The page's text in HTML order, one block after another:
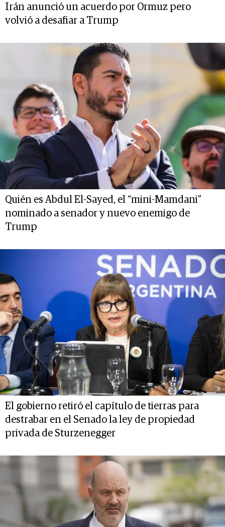
Irán anunció un acuerdo por Ormuz pero
volvió a desafiar a Trump
Quién es Abdul El-Sayed, el “mini-Mamdani”
nominado a senador y nuevo enemigo de
Trump
El gobierno retiró el capítulo de tierras para
destrabar en el Senado la ley de propiedad
privada de Sturzenegger